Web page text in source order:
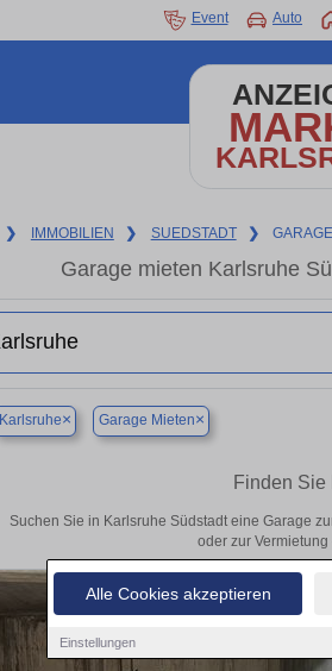
Alle Cookies akzeptieren
Einstellungen
Event Auto
❯ IMMOBILIEN ❯ SUEDSTADT ❯
Garage mieten Karlsruhe
Karlsruhe× Garage Mieten×
Finden Sie
Suchen Sie in Karlsruhe Südstadt eine Garage
oder zur